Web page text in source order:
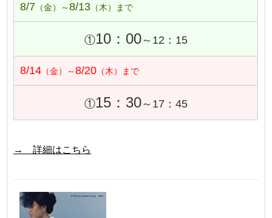
8/7 （金）～8/13 （木）まで
①10：00～12：15
8/14 （金）～8/20 （木）まで
①15：30～17：45
→ 詳細はこちら